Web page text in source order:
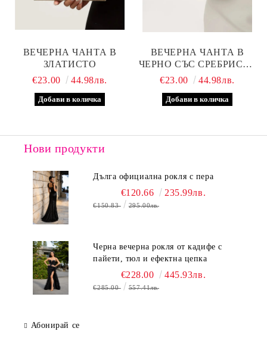
ВЕЧЕРНА ЧАНТА В
ЗЛАТИСТО
€23.00
44.98лв.
ВЕЧЕРНА ЧАНТА В
ЧЕРНО СЪС СРЕБРИСТА
ЛЕНТА
€23.00 44.98лв.
Нови продукти
Дълга официална рокля с пера
€120.66 235.99лв.
€150.83 295.00лв.
Черна вечерна рокля от кадифе с
пайети, тюл и ефектна цепка
€228.00 445.93лв.
€285.00 557.41лв.
Абонирай се